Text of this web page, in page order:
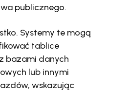
publicznego.
Systemy te mogą
tablice
bazami danych
lub innymi
wskazując